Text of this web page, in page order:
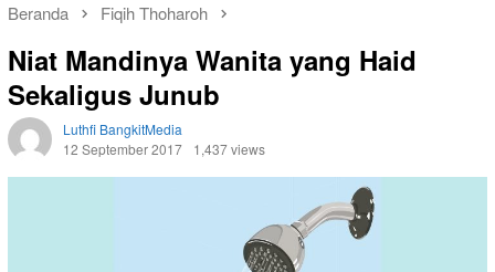
Beranda Fiqih Thoharoh
Niat Mandinya Wanita yang Haid
Sekaligus Junub
Luthfi BangkitMedia
12 September 2017
1,437 views